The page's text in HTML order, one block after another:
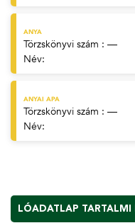
ANYA
Törzskönyvi szám : —
Név:
ANYAI APA
Törzskönyvi szám : —
Név:
LÓADATLAP TARTALMI